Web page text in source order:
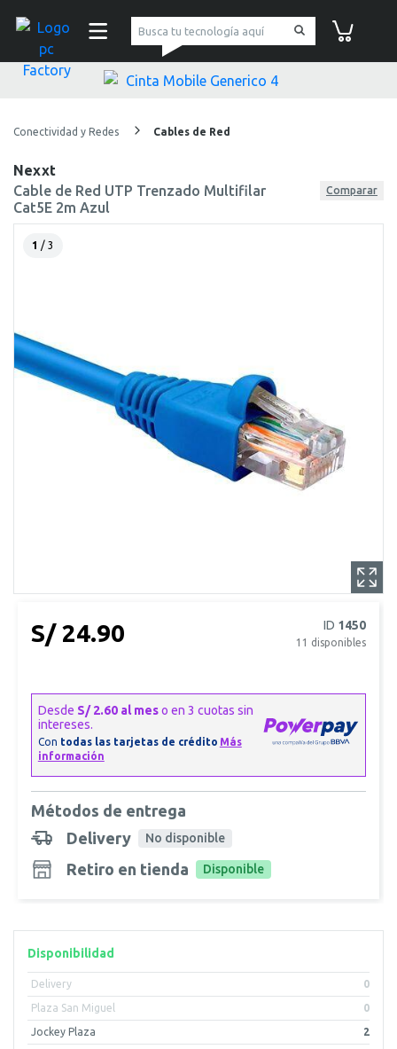
pc Factory
Conectividad y Redes Cables de Red
Nexxt
Cable de Red UTP Trenzado Multifilar
Cat5E 2m Azul
Comparar
1 / 3
Disponibilidad
Delivery 0
Plaza San Miguel 0
Jockey Plaza 2
S/ 24.90 ID 1450
11 disponibles
Métodos de entrega
Delivery
No disponible
Retiro en tienda Disponible